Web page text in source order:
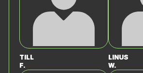
Till
F.
Linus
W.